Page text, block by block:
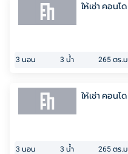
ให้เช่า คอน
3 นอน 3 น้ำ 265 ตร.
ให้เช่า คอน
3 นอน 3 น้ำ 265 ตร.